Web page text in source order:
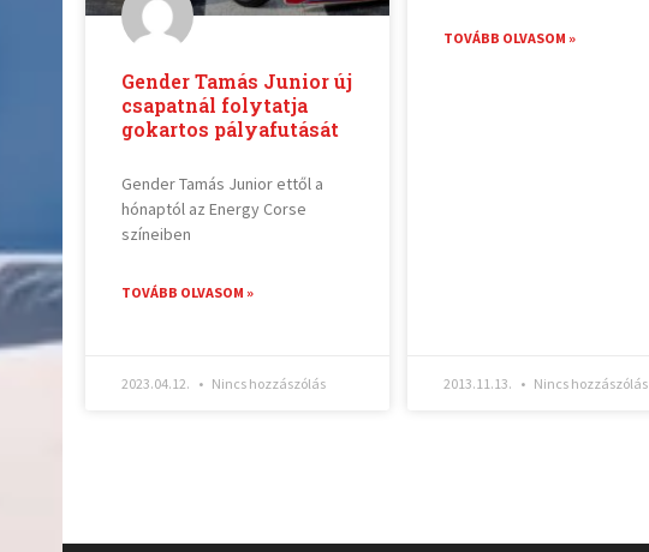
Gender Tamás Junior új
csapatnál folytatja
gokartos pályafutását
Gender Tamás Junior ettől a
hónaptól az Energy Corse
színeiben
TOVÁBB OLVASOM »
2023.04.12. Nincs hozzászólás
TOVÁBB OLVASOM »
2013.11.13. Nincs hozzászólás